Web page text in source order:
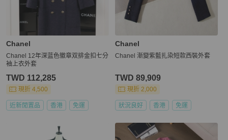
Chanel
Chanel 12年深蓝色徽章双排金扣七分
袖上衣外套
TWD 112,285
現折 4,500
近新閒置品 香港 免運
Chanel
Chanel 漸變紫藍扎染短款西裝外套
TWD 89,909
現折 2,000
狀況良好 香港 免運